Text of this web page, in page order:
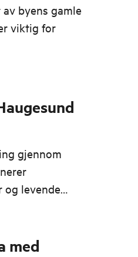
byens gamle
viktig for
gjennom
og levende
med